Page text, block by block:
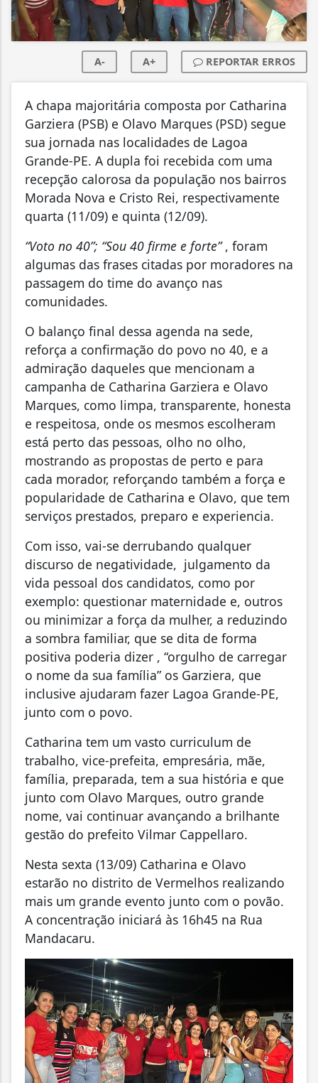
A- A+ REPORTAR ERROS
A chapa majoritária composta por Catharina
Garziera (PSB) e Olavo Marques (PSD) segue
sua jornada nas localidades de Lagoa
Grande-PE. A dupla foi recebida com uma
recepção calorosa da população nos bairros
Morada Nova e Cristo Rei, respectivamente
quarta (11/09) e quinta (12/09).
“Voto no 40”; “Sou 40 firme e forte”, foram
algumas das frases citadas por moradores na
passagem do time do avanço nas
comunidades.
O balanço final dessa agenda na sede,
reforça a confirmação do povo no 40, e a
admiração daqueles que mencionam a
campanha de Catharina Garziera e Olavo
Marques, como limpa, transparente, honesta
e respeitosa, onde os mesmos escolheram
está perto das pessoas, olho no olho,
mostrando as propostas de perto e para
cada morador, reforçando também a força e
popularidade de Catharina e Olavo, que tem
serviços prestados, preparo e experiencia.
Com isso, vai-se derrubando qualquer
discurso de negatividade, julgamento da
vida pessoal dos candidatos, como por
exemplo: questionar maternidade e, outros
ou minimizar a força da mulher, a reduzindo
a sombra familiar, que se dita de forma
positiva poderia dizer , “orgulho de carregar
o nome da sua família” os Garziera, que
inclusive ajudaram fazer Lagoa Grande-PE,
junto com o povo.
Catharina tem um vasto curriculum de
trabalho, vice-prefeita, empresária, mãe,
família, preparada, tem a sua história e que
junto com Olavo Marques, outro grande
nome, vai continuar avançando a brilhante
gestão do prefeito Vilmar Cappellaro.
Nesta sexta (13/09) Catharina e Olavo
estarão no distrito de Vermelhos realizando
mais um grande evento junto com o povão.
A concentração iniciará às 16h45 na Rua
Mandacaru.